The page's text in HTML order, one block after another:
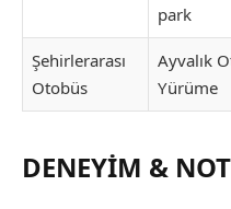
park
Şehirlerarası
Otobüs
Ayvalık
Yürüme
DENEYIM &